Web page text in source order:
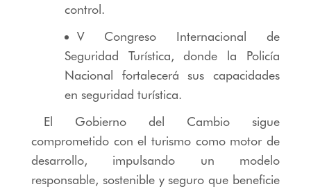
control.
V Congreso Internacional de
Seguridad Turística, donde la Policía
Nacional fortalecerá sus capacidades
en seguridad turística.
El Gobierno del Cambio sigue
comprometido con el turismo como motor de
desarrollo, impulsando un modelo
responsable, sostenible y seguro que beneficie